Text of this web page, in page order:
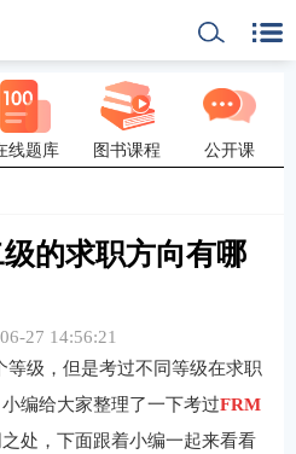
线题库 图书课程 公开课
的求职方向有哪
27 14:56:21
等级，但是考过不同等级在求职
编给大家整理了一下考过FRM
处，下面跟着小编一起来看看